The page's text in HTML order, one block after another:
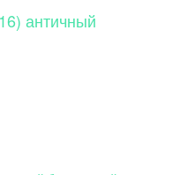
античный